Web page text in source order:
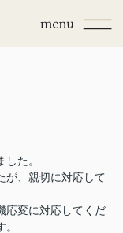
た。
が、親切に対応して
応変に対応してくだ